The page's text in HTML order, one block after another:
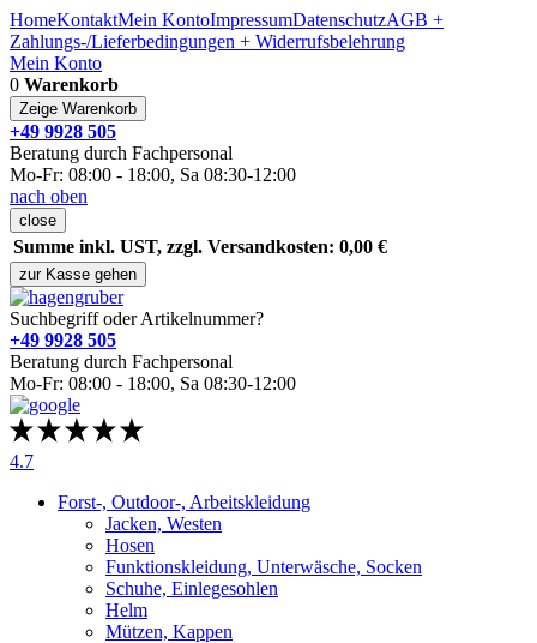
HomeKontaktMein KontoImpressumDatenschutzAGB +
Zahlungs-/Lieferbedingungen + Widerrufsbelehrung
Mein Konto
0 Warenkorb
Zeige Warenkorb
+49 9928 505
Beratung durch Fachpersonal
Mo-Fr: 08:00 - 18:00, Sa 08:30-12:00
nach oben
close
Summe inkl. UST, zzgl. Versandkosten: 0,00 €
zur Kasse gehen
Suchbegriff oder Artikelnummer?
+49 9928 505
Beratung durch Fachpersonal
Mo-Fr: 08:00 - 18:00, Sa 08:30-12:00
4.7
Forst-, Outdoor-, Arbeitskleidung
Jacken, Westen
Hosen
Funktionskleidung, Unterwäsche, Socken
Schuhe, Einlegesohlen
Helm
Mützen, Kappen